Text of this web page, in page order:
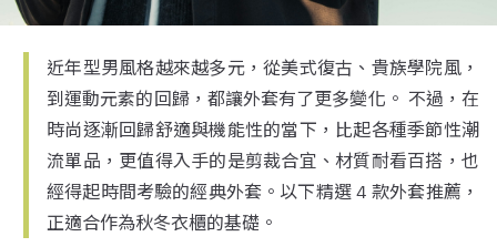
近年型男風格越來越多元，從美式復古、貴族學院風，
到運動元素的回歸，都讓外套有了更多變化。 不過，在
時尚逐漸回歸舒適與機能性的當下，比起各種季節性潮
流單品，更值得入手的是剪裁合宜、材質耐看百搭，也
經得起時間考驗的經典外套。以下精選 4 款外套推薦，
正適合作為秋冬衣櫃的基礎。